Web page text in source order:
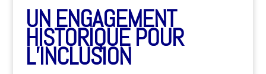
UN ENGAGEMENT
HISTORIQUE POUR
L’INCLUSION